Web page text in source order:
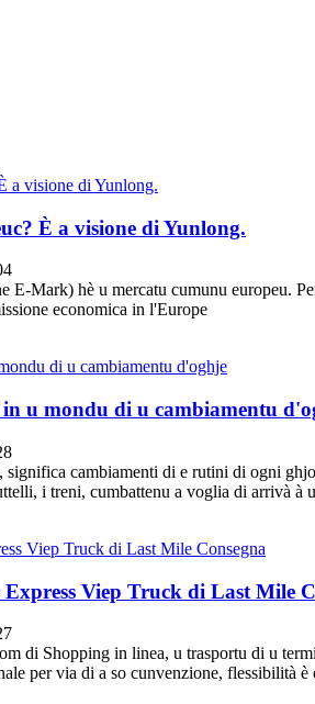
È a visione di Yunlong.
E-Mark) hè u mercatu cumunu europeu.
economica in l'Europe
u mondu di u cambiamentu
cambiamenti di e rutini di ogni
i treni, cumbattenu a voglia di arrivà à
Viep Truck di Last Mile
di Shopping in linea, u trasportu di u
per via di a so cunvenzione, flessibilità